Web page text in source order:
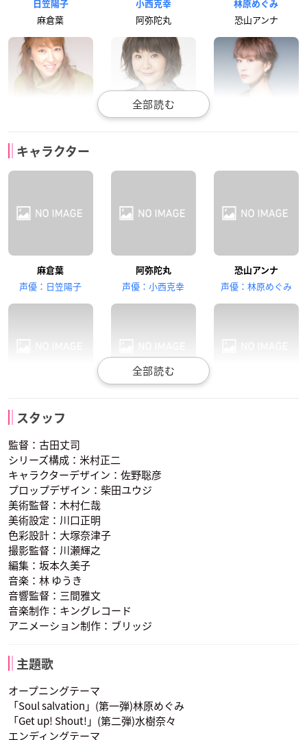
日笠陽子
麻倉葉
小西克幸
阿弥陀丸
林原めぐみ
恐山アンナ
ハオ
高口公介
馬孫
田中正彦
梅宮竜之介
高木渉
蜥蜴郎
ホロホロ
櫻井トオル
李白竜
観世智顕
コンチ
キャラクター
麻倉葉
声優：日笠陽子
阿弥陀丸
声優：小西克幸
恐山アンナ
声優：林原めぐみ
声優：高山みなみ
馬孫
声優：高口公介
ホロホロ
声優：うえだゆうじ
スタッフ
監督：古田丈司
シリーズ構成：米村正二
キャラクターデザイン：佐野聡彦
プロップデザイン：柴田ユウジ
美術監督：木村仁哉
美術設定：川口正明
色彩設計：大塚奈津子
撮影監督：川瀬輝之
編集：坂本久美子
音楽：林 ゆうき
音響監督：三間雅文
音楽制作：キングレコード
アニメーション制作：ブリッジ
主題歌
オープニングテーマ
「Soul salvation」(第一弾)林原めぐみ
「Get up! Shout!」(第二弾)水樹奈々
エンディングテーマ